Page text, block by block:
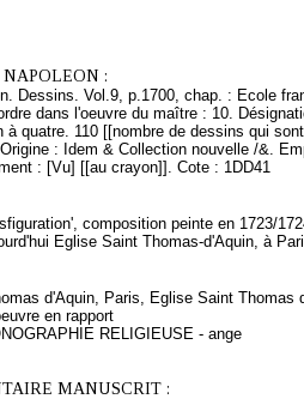
:
Dessins. Vol.9, p.1700, chap. : Ecole
dans l'oeuvre du maître : 10.
quatre. 110 [[nombre de dessins qui
: Idem & Collection nouvelle /&.
: [Vu] [[au crayon]]. Cote : 1DD41
composition peinte en 1723/
Eglise Saint Thomas-d'Aquin, à
d'Aquin, Paris, Eglise Saint
en rapport
RELIGIEUSE - ange
MANUSCRIT :